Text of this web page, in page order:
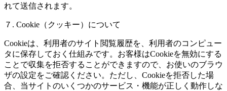
れて送信されます。
７. Cookie（クッキー）について
Cookieは、利用者のサイト閲覧履歴を、利用者のコンピュー
タに保存しておく仕組みです。お客様はCookieを無効にする
ことで収集を拒否することができますので、お使いのブラウ
ザの設定をご確認ください。ただし、Cookieを拒否した場
合、当サイトのいくつかのサービス・機能が正しく動作しな